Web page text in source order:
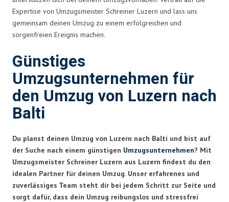
Expertise von Umzugsmeister Schreiner Luzern und lass uns
gemeinsam deinen Umzug zu einem erfolgreichen und
sorgenfreien Ereignis machen.
Günstiges
Umzugsunternehmen für
den Umzug von Luzern nach
Balti
Du planst deinen Umzug von Luzern nach Balti und bist auf
der Suche nach einem günstigen Umzugsunternehmen? Mit
Umzugsmeister Schreiner Luzern aus Luzern findest du den
idealen Partner für deinen Umzug. Unser erfahrenes und
zuverlässiges Team steht dir bei jedem Schritt zur Seite und
sorgt dafür, dass dein Umzug reibungslos und stressfrei